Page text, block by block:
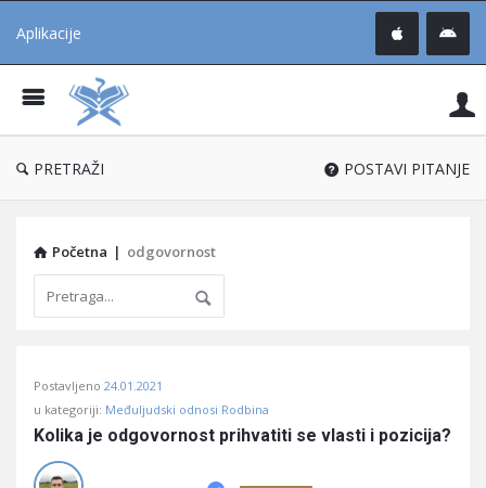
Aplikacije
®
PRETRAŽI POSTAVI PITANJE
Početna | odgovornost
Učene
Latest
Postavljeno 24.01.2021
u kategoriji: Međuljudski odnosi Rodbina
Kolika je odgovornost prihvatiti se vlasti i pozicija?